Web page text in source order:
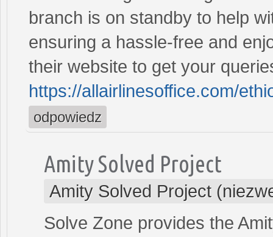
branch is on standby to help
ensuring a hassle-free and
their website to get your
https://allairlinesoffice.com/
odpowiedz
Amity Solved Project
Amity Solved Project
Solve Zone provides the